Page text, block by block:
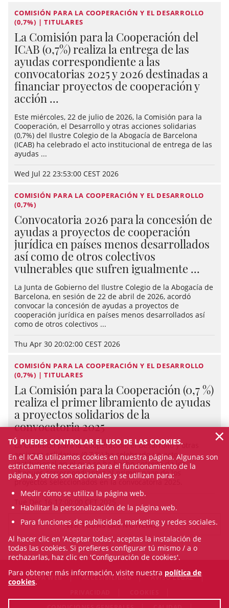
COMISIÓN PARA LA COOPERACIÓN Y EL DESARROLLO
(0,7%) | TITULARES
La Comisión para la Cooperación del
ICAB (0,7%) realiza la entrega de las
ayudas correspondiente a las
convocatorias 2025 y 2026 destinadas a
financiar proyectos de cooperación y
acción ...
Este miércoles, 22 de julio de 2026, la Comisión para la
Cooperación, el Desarrollo y otras acciones solidarias
(0,7%) del Ilustre Colegio de la Abogacía de Barcelona
(ICAB) ha celebrado el acto institucional de entrega de las
ayudas ...
Wed Jul 22 23:53:00 CEST 2026
COMISIÓN PARA LA COOPERACIÓN Y EL DESARROLLO
(0,7%)
Convocatoria 2026 para la concesión de
ayudas a proyectos de cooperación
jurídica en países menos desarrollados
así como de otros colectivos
vulnerables que sufren igualmente ...
La Junta de Gobierno del Ilustre Colegio de la Abogacía de
Barcelona, en sesión de 22 de abril de 2026, acordó
convocar la concesión de ayudas a proyectos de
cooperación jurídica en países menos desarrollados así
como de otros colectivos ...
Thu Apr 30 20:02:00 CEST 2026
COMISIÓN PARA LA COOPERACIÓN Y EL DESARROLLO
(0,7%) | TITULARES
La Comisión para la Cooperación (0,7 %)
realiza el primer libramiento de ayudas
a proyectos solidarios de la
convocatoria 2025
La Comisión para la Cooperación, el Desarrollo y otras
acciones solidarias (0,7 %) ha celebrado un acto
institucional en el que se ha hecho entrega de los
cheques correspondientes al primer pago de los
proyectos seleccionados en la convocatoria 2025.
VER TODAS LAS NOTICIAS
MAPA WEB ACCESIBILIDAD
AVISO LEGAL
TÚ PUEDES CONTROLAR EL USO DE LAS COOKIES.
En el ICAB utilizamos cookies en nuestra página. Algunas son
estrictamente necesarias para el funcionamiento de la
página, y otros son opcionales y se utilizan para:
Medir cómo se utiliza la página web.
Habilitar la personalización de la página web.
Para funciones de publicidad, marketing y redes sociales.
Al hacer clic en 'Aceptar todas', aceptas la instalación de
todas las cookies. Si prefieres configurar tú mismo / a o
rechazarlas, haz clic en 'Configuración de cookies'.
Para obtener más información, visite nuestra política de
cookies.
×